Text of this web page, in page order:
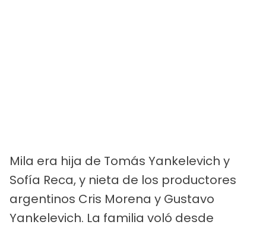
Mila era hija de Tomás Yankelevich y
Sofía Reca, y nieta de los productores
argentinos Cris Morena y Gustavo
Yankelevich. La familia voló desde